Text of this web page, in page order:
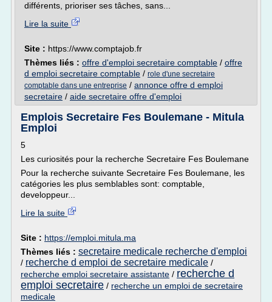
différents, prioriser ses tâches, sans...
Lire la suite
Site : https://www.comptajob.fr
Thèmes liés : offre d'emploi secretaire comptable / offre
d emploi secretaire comptable / role d'une secretaire
comptable dans une entreprise / annonce offre d emploi
secretaire / aide secretaire offre d'emploi
Emplois Secretaire Fes Boulemane - Mitula
Emploi
5
Les curiosités pour la recherche Secretaire Fes Boulemane
Pour la recherche suivante Secretaire Fes Boulemane, les
catégories les plus semblables sont: comptable,
developpeur...
Lire la suite
Site : https://emploi.mitula.ma
Thèmes liés : secretaire medicale recherche d'emploi
/ recherche d emploi de secretaire medicale /
recherche emploi secretaire assistante / recherche d
emploi secretaire / recherche un emploi de secretaire
medicale